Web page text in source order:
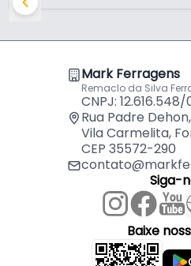
balcões, bancadas, entre
DETALHES TÉCNICOS
Tipo do protetor: Tipo 90°
Cor: Transparente
Material: PVC
Dimensões: 41 mm x 41 mm
Massa aproximada (peso):
Mark Ferragens
Remaclo da Silva
CNPJ:
Rua Padre
Vila Carmelita,
CEP 35572-290
Siga-
Baixe